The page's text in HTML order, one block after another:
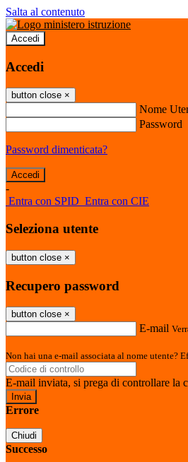
Salta al contenuto
Accedi
Accedi
button close ×
Nome
Password
Password dimenticata?
-
Entra con SPID Entra con CIE
Seleziona utente
button close ×
Recupero password
button close ×
E-mail
Non hai una e-mail associata al nome utente?
E-mail inviata, si prega di controllare la
Errore
Chiudi
Successo